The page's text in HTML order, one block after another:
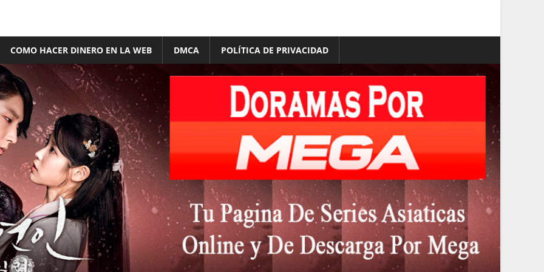
COMO HACER DINERO EN LA WEB DMCA POLÍTICA DE PRIVACIDAD